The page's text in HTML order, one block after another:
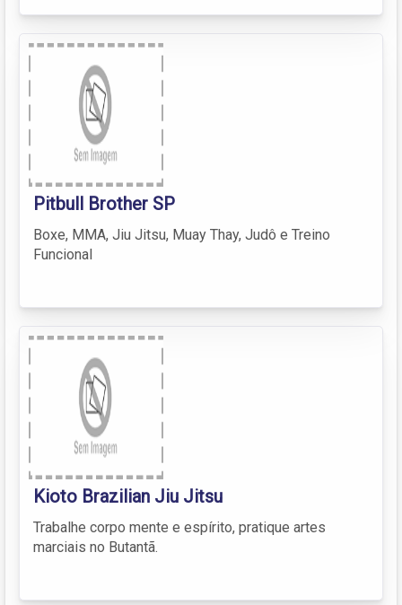
Pitbull Brother SP
Boxe, MMA, Jiu Jitsu, Muay Thay, Judô e Treino
Funcional
Kioto Brazilian Jiu Jitsu
Trabalhe corpo mente e espírito, pratique artes
marciais no Butantã.